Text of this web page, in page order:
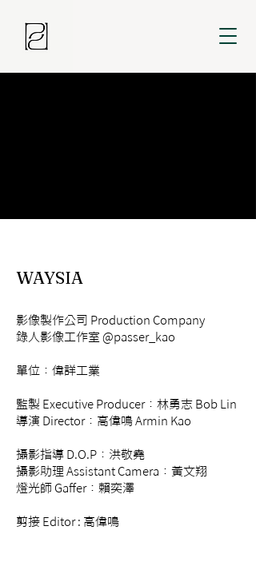
WAYSIA
影像製作公司 Production Company
錄人影像工作室 @passer_kao
單位：偉詳工業
監製 Executive Producer：林勇志 Bob Lin
導演 Director：高偉鳴 Armin Kao
攝影指導 D.O.P：洪敬堯
攝影助理 Assistant Camera：黃文翔
燈光師 Gaffer：賴奕澤
剪接 Editor : 高偉鳴